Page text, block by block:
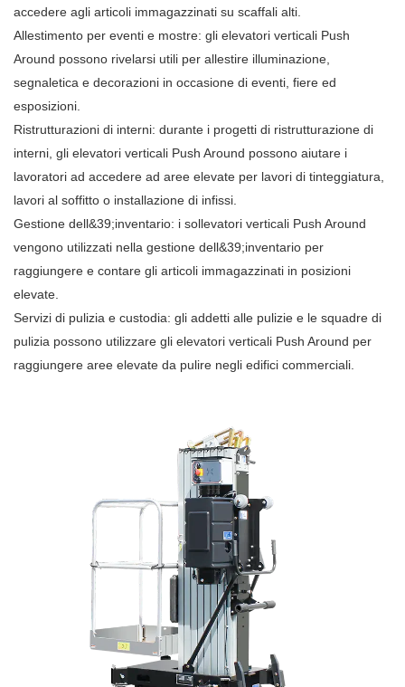
accedere agli articoli immagazzinati su scaffali alti.
Allestimento per eventi e mostre: gli elevatori verticali Push
Around possono rivelarsi utili per allestire illuminazione,
segnaletica e decorazioni in occasione di eventi, fiere ed
esposizioni.
Ristrutturazioni di interni: durante i progetti di ristrutturazione di
interni, gli elevatori verticali Push Around possono aiutare i
lavoratori ad accedere ad aree elevate per lavori di tinteggiatura,
lavori al soffitto o installazione di infissi.
Gestione dell&39;inventario: i sollevatori verticali Push Around
vengono utilizzati nella gestione dell&39;inventario per
raggiungere e contare gli articoli immagazzinati in posizioni
elevate.
Servizi di pulizia e custodia: gli addetti alle pulizie e le squadre di
pulizia possono utilizzare gli elevatori verticali Push Around per
raggiungere aree elevate da pulire negli edifici commerciali.